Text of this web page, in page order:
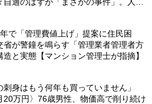
で「管理費値上げ」提案に住民困
が警鐘を鳴らす「管理業者管理者方
造と実態【マンション管理士が指摘】
刺身はもう何年も買っていません」
20万円〉76歳男性、物価高で削り続け